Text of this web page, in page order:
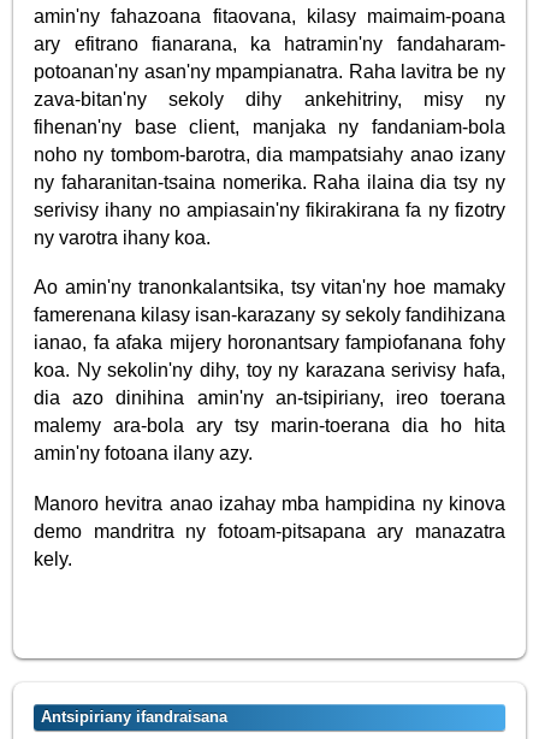
amin'ny fahazoana fitaovana, kilasy maimaim-poana
ary efitrano fianarana, ka hatramin'ny fandaharam-
potoanan'ny asan'ny mpampianatra. Raha lavitra be ny
zava-bitan'ny sekoly dihy ankehitriny, misy ny
fihenan'ny base client, manjaka ny fandaniam-bola
noho ny tombom-barotra, dia mampatsiahy anao izany
ny faharanitan-tsaina nomerika. Raha ilaina dia tsy ny
serivisy ihany no ampiasain'ny fikirakirana fa ny fizotry
ny varotra ihany koa.
Ao amin'ny tranonkalantsika, tsy vitan'ny hoe mamaky
famerenana kilasy isan-karazany sy sekoly fandihizana
ianao, fa afaka mijery horonantsary fampiofanana fohy
koa. Ny sekolin'ny dihy, toy ny karazana serivisy hafa,
dia azo dinihina amin'ny an-tsipiriany, ireo toerana
malemy ara-bola ary tsy marin-toerana dia ho hita
amin'ny fotoana ilany azy.
Manoro hevitra anao izahay mba hampidina ny kinova
demo mandritra ny fotoam-pitsapana ary manazatra
kely.
Antsipiriany ifandraisana